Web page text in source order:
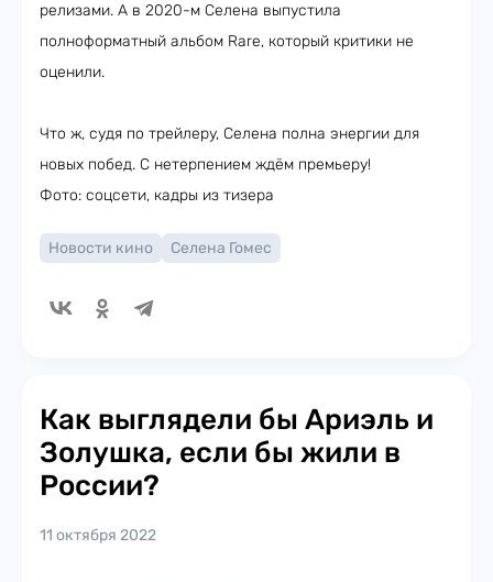
релизами. А в 2020-м Селена выпустила
полноформатный альбом Rare, который критики не
оценили.
Что ж, судя по трейлеру, Селена полна энергии для
новых побед. С нетерпением ждём премьеру!
Фото: соцсети, кадры из тизера
Новости кино Селена Гомес
Как выглядели бы Ариэль и
Золушка, если бы жили в
России?
11 октября 2022